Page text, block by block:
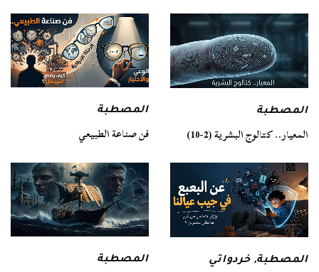
المصطبة
المعيار.. كتالوج البشرية (2-10)
المصطبة
فن صناعة الطبيعي
المصطبة,خردواتي المصطبة